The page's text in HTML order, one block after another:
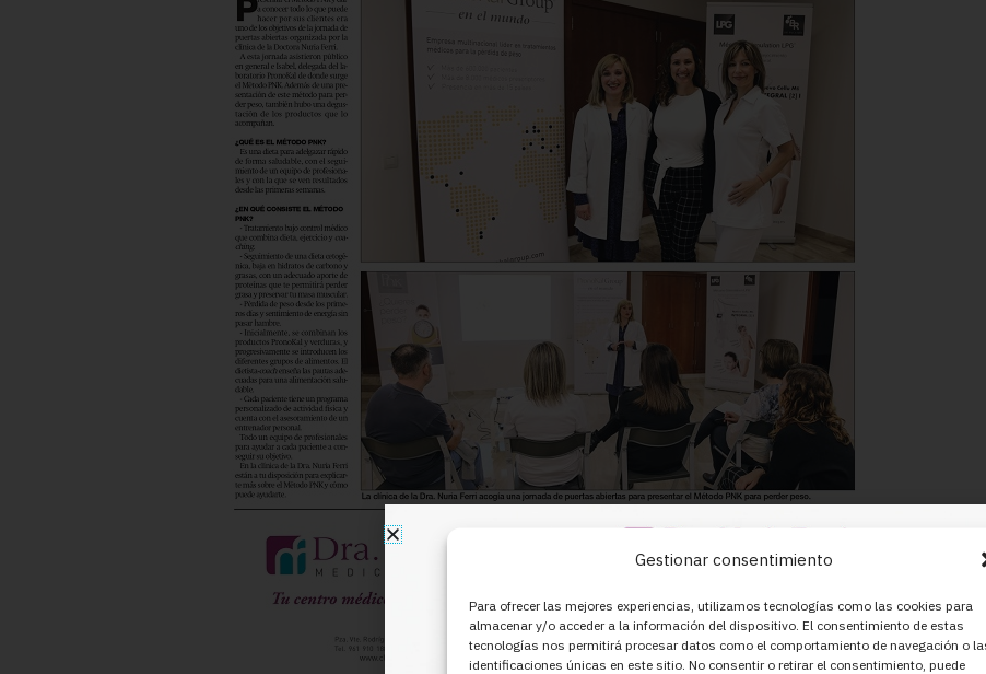
Gestionar consentimiento
Para ofrecer las mejores experiencias, utilizamos tecnologías como las cookies para
almacenar y/o acceder a la información del dispositivo. El consentimiento de estas
tecnologías nos permitirá procesar datos como el comportamiento de navegación o
identificaciones únicas en este sitio. No consentir o retirar el consentimiento, puede